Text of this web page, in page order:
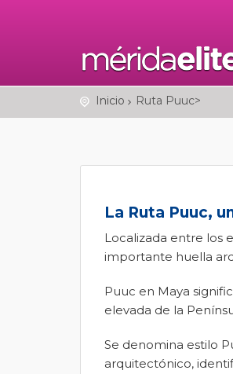
Inicio Ruta Puuc>
La Ruta Puuc,
Localizada entre los
importante huella
Puuc en Maya
elevada de la
Se denomina estilo
arquitectónico,